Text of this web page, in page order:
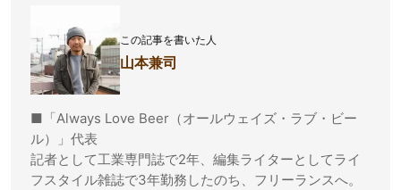
この記事を書いた人
山本兼司
■「Always Love Beer（オールウェイズ・ラブ・ビー
ル）」代表
記者として工業専門誌で2年、編集ライターとしてライ
フスタイル雑誌で3年勤務したのち、フリーランスへ。